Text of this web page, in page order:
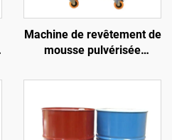
Machine de revêtement de
mousse pulvérisée
polyuréthane et polyurée
CE